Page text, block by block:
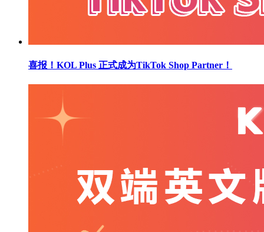
喜报！KOL Plus 正式成为TikTok Shop Partner！